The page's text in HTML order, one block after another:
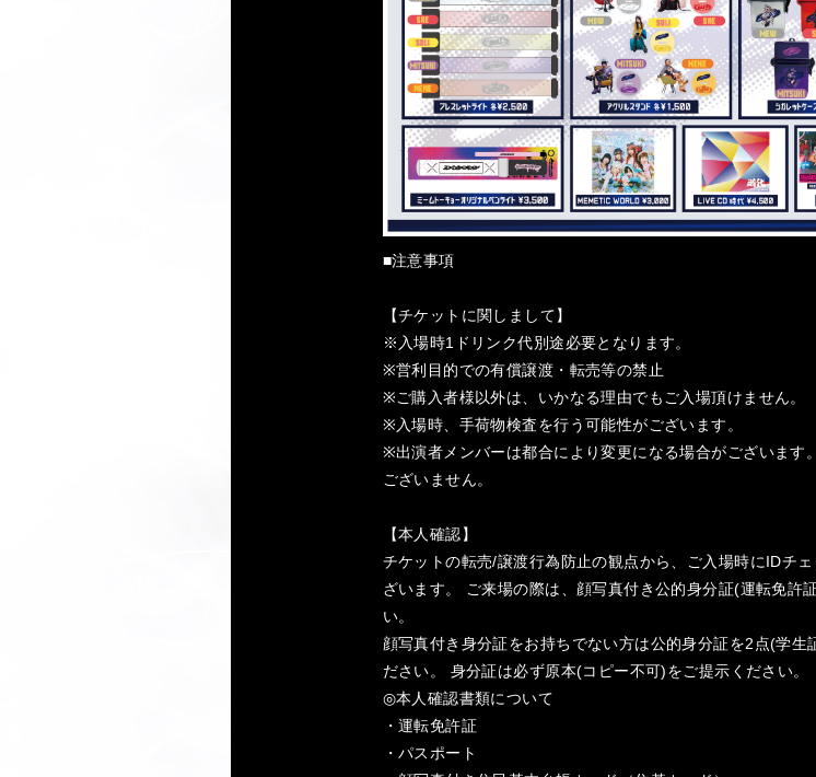
■注意事項
【チケットに関しまして】
※入場時1ドリンク代別途必要となります。
※営利目的での有償譲渡・転売等の禁止
※ご購入者様以外は、いかなる理由でもご入場頂けません。
※入場時、手荷物検査を行う可能性がございます。
※出演者メンバーは都合により変更になる場合がございます
ございません。
【本人確認】
チケットの転売/譲渡行為防止の観点から、ご入場時にIDチ
ざいます。 ご来場の際は、顔写真付き公的身分証(運転免許
い。
顔写真付き身分証をお持ちでない方は公的身分証を2点(学生
ださい。 身分証は必ず原本(コピー不可)をご提示ください。
◎本人確認書類について
・運転免許証
・パスポート